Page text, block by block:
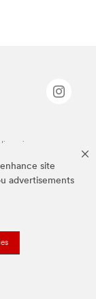
site
advertisements